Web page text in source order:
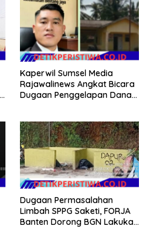
Kaperwil Sumsel Media
Rajawalinews Angkat Bicara
Dugaan Penggelapan Dana
Hilang 3 Bulan Bawa
Anggaran Pembangunan
Dugaan Permasalahan
Limbah SPPG Saketi, FORJA
Banten Dorong BGN Lakukan